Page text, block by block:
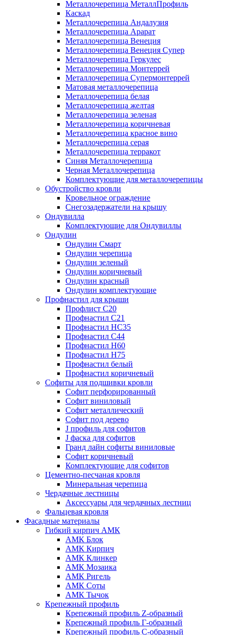
Металлочерепица МеталлПрофиль
Каскад
Металлочерепица Андалузия
Металлочерепица Арарат
Металлочерепица Венеция
Металлочерепица Венеция Супер
Металлочерепица Геркулес
Металлочерепица Монтеррей
Металлочерепица Супермонтеррей
Матовая металлочерепица
Металлочерепица белая
Металлочерепица желтая
Металлочерепица зеленая
Металлочерепица коричневая
Металлочерепица красное вино
Металлочерепица серая
Металлочерепица терракот
Синяя Металлочерепица
Черная Металлочерепица
Комплектующие для металлочерепицы
Обустройство кровли
Кровельное ограждение
Снегозадержатели на крышу
Ондувилла
Комплектующие для Ондувиллы
Ондулин
Ондулин Смарт
Ондулин черепица
Ондулин зеленый
Ондулин коричневый
Ондулин красный
Ондулин комплектующие
Профнастил для крыши
Профлист С20
Профнастил С21
Профнастил НС35
Профнастил С44
Профнастил Н60
Профнастил Н75
Профнастил белый
Профнастил коричневый
Софиты для подшивки кровли
Cофит перфорированный
Софит виниловый
Софит металлический
Софит под дерево
J профиль для софитов
J фаска для софитов
Гранд лайн софиты виниловые
Софит коричневый
Комплектующие для софитов
Цементно-песчаная кровля
Минеральная черепица
Чердачные лестницы
Аксессуары для чердачных лестниц
Фальцевая кровля
Фасадные материалы
Гибкий кирпич АМК
АМК Блок
АМК Кирпич
АМК Клинкер
АМК Мозаика
АМК Ригель
АМК Соты
АМК Тычок
Крепежный профиль
Крепежный профиль Z-образный
Крепежный профиль Г-образный
Крепежный профиль С-образный